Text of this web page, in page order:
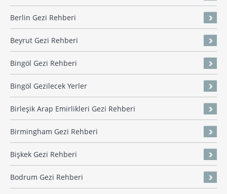
Berlin Gezi Rehberi
Beyrut Gezi Rehberi
Bingöl Gezi Rehberi
Bingöl Gezilecek Yerler
Birleşik Arap Emirlikleri Gezi Rehberi
Birmingham Gezi Rehberi
Bişkek Gezi Rehberi
Bodrum Gezi Rehberi